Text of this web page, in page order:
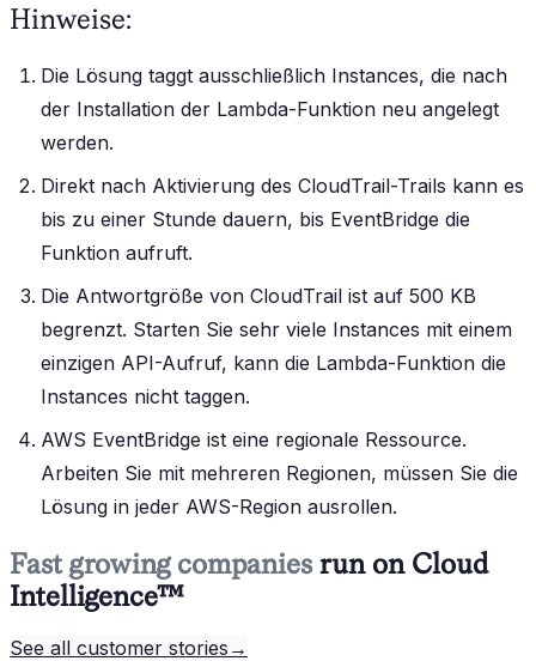
Hinweise:
Die Lösung taggt ausschließlich Instances, die nach
der Installation der Lambda-Funktion neu angelegt
werden.
Direkt nach Aktivierung des CloudTrail-Trails kann es
bis zu einer Stunde dauern, bis EventBridge die
Funktion aufruft.
Die Antwortgröße von CloudTrail ist auf 500 KB
begrenzt. Starten Sie sehr viele Instances mit einem
einzigen API-Aufruf, kann die Lambda-Funktion die
Instances nicht taggen.
AWS EventBridge ist eine regionale Ressource.
Arbeiten Sie mit mehreren Regionen, müssen Sie die
Lösung in jeder AWS-Region ausrollen.
Fast growing companies run on Cloud
Intelligence™
See all customer stories →